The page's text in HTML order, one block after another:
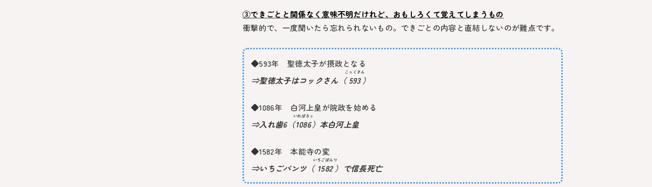
③できごとと関係なく意味不明だけれど、おもしろくて覚えてしまうもの
衝撃的で、一度聞いたら忘れられないもの。できごとの内容と直結しないのが難点です。
◆593年 聖徳太子が摂政となる
⇒聖徳太子はコックさん（ 593
こっくさん
）
◆1086年 白河上皇が院政を始める
⇒入れ歯6（1086
いればろっ
）本白河上皇
◆1582年 本能寺の変
⇒いちごパンツ（ 1582
いちごぱんつ
）で信長死亡